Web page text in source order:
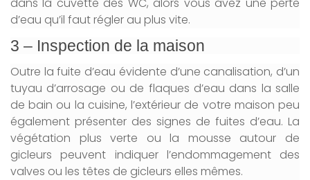
d’eau qu’il faut régler au plus vite.
3 – Inspection de la maison
Outre la fuite d’eau évidente d’une canalisation, d’un
tuyau d’arrosage ou de flaques d’eau dans la salle
de bain ou la cuisine, l’extérieur de votre maison peu
également présenter des signes de fuites d’eau. La
végétation plus verte ou la mousse autour de
gicleurs peuvent indiquer l’endommagement des
valves ou les têtes de gicleurs elles mêmes.